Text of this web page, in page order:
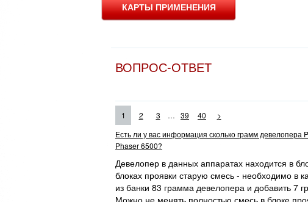
КАРТЫ ПРИМЕНЕНИЯ
ВОПРОС-ОТВЕТ
1 2 3 ... 39 40
>
Есть ли у вас информация сколько грамм
Phaser 6500?
Девелопер в данных аппаратах находится в
блоках проявки старую смесь - необходимо в
из банки 83 грамма девелопера и добавить 7
Можно не менять полностью смесь в блоке